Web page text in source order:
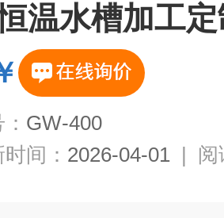
温水槽加工
GW-400
间： 2026-04-01 | 阅